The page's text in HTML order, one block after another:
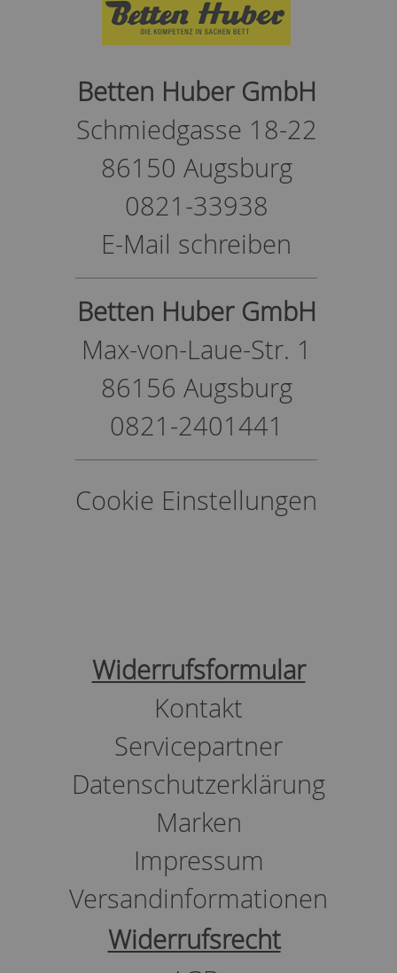
Betten Huber GmbH
Schmiedgasse 18-22
86150 Augsburg
0821-33938
E-Mail schreiben
Betten Huber GmbH
Max-von-Laue-Str. 1
86156 Augsburg
0821-2401441
Cookie Einstellungen
Widerrufsformular
Kontakt
Servicepartner
Datenschutzerklärung
Marken
Impressum
Versandinformationen
Widerrufsrecht